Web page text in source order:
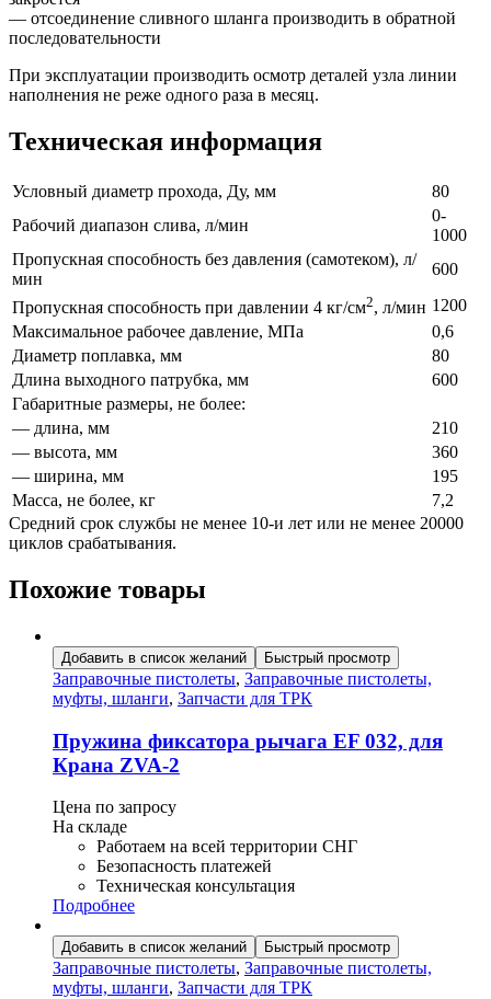
— отсоединение сливного шланга производить в обратной
последовательности
При эксплуатации производить осмотр деталей узла линии
наполнения не реже одного раза в месяц.
Техническая информация
Условный диаметр прохода, Ду, мм
80
Рабочий диапазон слива, л/мин
0-
1000
Пропускная способность без давления (самотеком), л/
мин
600
Пропускная способность при давлении 4 кг/см2, л/мин 1200
Максимальное рабочее давление, МПа
0,6
Диаметр поплавка, мм
80
Длина выходного патрубка, мм
600
Габаритные размеры, не более:
— длина, мм
210
— высота, мм
360
— ширина, мм
195
Масса, не более, кг
7,2
Средний срок службы не менее 10-и лет или не менее 20000
циклов срабатывания.
Похожие товары
Добавить в список желаний Быстрый просмотр
Заправочные пистолеты, Заправочные пистолеты,
муфты, шланги, Запчасти для ТРК
Пружина фиксатора рычага ЕF 032, для
Крана ZVA-2
Цена по запросу
На складе
Работаем на всей территории СНГ
Безопасность платежей
Техническая консультация
Подробнее
Добавить в список желаний Быстрый просмотр
Заправочные пистолеты, Заправочные пистолеты,
муфты, шланги, Запчасти для ТРК